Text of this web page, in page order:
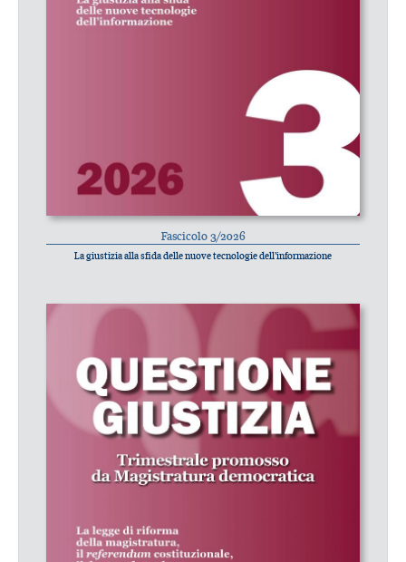
Fascicolo 3/2026
La giustizia alla sfida delle nuove tecnologie dell’informazione